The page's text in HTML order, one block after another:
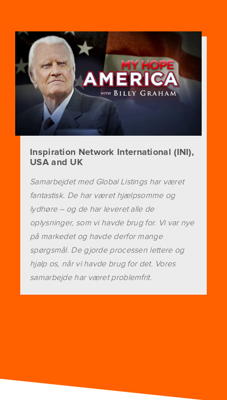
Inspiration Network International (INI),
USA and UK
Samarbejdet med Global Listings har været
fantastisk. De har været hjælpsomme og
lydhøre – og de har leveret alle de
oplysninger, som vi havde brug for. Vi var nye
på markedet og havde derfor mange
spørgsmål. De gjorde processen lettere og
hjalp os, når vi havde brug for det. Vores
samarbejde har været problemfrit.